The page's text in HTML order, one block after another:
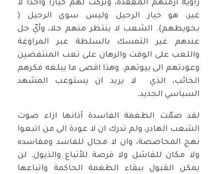
زاوية ازمتهم المعقدة، وتركت لهم خيارا واحدا لا
غير، هو خيار الرحيل وليس سوى الرحيل (
بخويطهم). الشعب لا ينتظر منهم حلا، وأيّ حل
عندهم غير التمسك بالسلطة عبر المراوغة
واللعب على الوقت والرهان على تعب المنتفضين
وعودتهم الى بيوتهم. وهذا اقصى ما يبلغه فكرهم
الخائب، الذي لا يريد ان يستوعب المشهد
السياسي الجديد.
لقد صمّت الطغمة الفاسدة آذانها ازاء صوت
الشعب الهادر، ولم تدرك ان لا عودة الى من اتبعوا
نهج المحاصصة، وان لا مجال للفاسد ومفاسده
ولا مكان للفاشل ولا فرصة للأتباع والذيول. لن
يمكن القبول ببقاء الطغمة الحاكمة واتباعها